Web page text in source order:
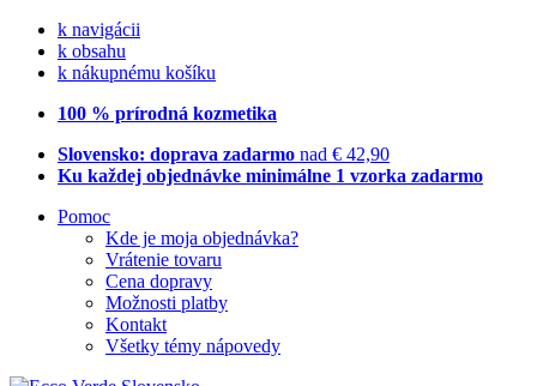
k navigácii
k obsahu
k nákupnému košíku
100 % prírodná kozmetika
Slovensko: doprava zadarmo nad € 42,90
Ku každej objednávke minimálne 1 vzorka zadarmo
Pomoc
Kde je moja objednávka?
Vrátenie tovaru
Cena dopravy
Možnosti platby
Kontakt
Všetky témy nápovedy